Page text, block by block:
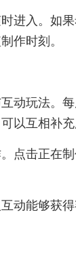
进入。如
作时刻。
动玩法。
以互相补充
点击正在
动能够获